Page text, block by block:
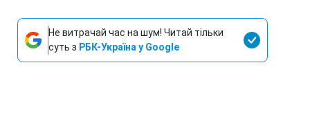
Не витрачай час на шум! Читай тільки
суть з РБК-Україна у Google